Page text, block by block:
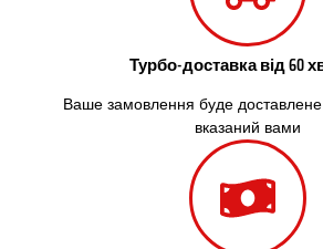
Турбо-доставка від 60
Ваше замовлення буде
вказаний вами